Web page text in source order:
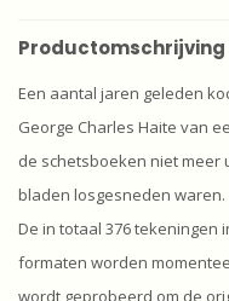
Productomschrijving
Een aantal jaren geleden
George Charles Haite van
de schetsboeken niet meer
bladen losgesneden waren.
De in totaal 376 tekeningen
formaten worden
wordt geprobeerd om de